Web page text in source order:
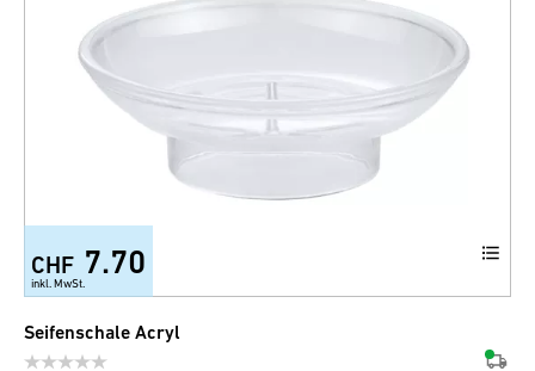
CHF 7.70
inkl. MwSt.
Seifenschale Acryl